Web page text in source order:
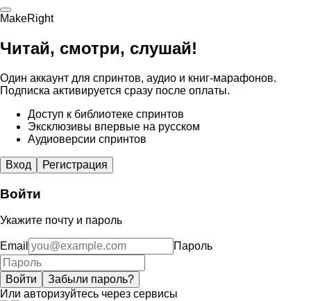
MakeRight
Читай, смотри, слушай!
Один аккаунт для спринтов, аудио и книг-марафонов.
Подписка активируется сразу после оплаты.
Доступ к библиотеке спринтов
Эксклюзивы впервые на русском
Аудиоверсии спринтов
Вход Регистрация
Войти
Укажите почту и пароль
Email Пароль
Войти
Забыли пароль?
Или авторизуйтесь через сервисы